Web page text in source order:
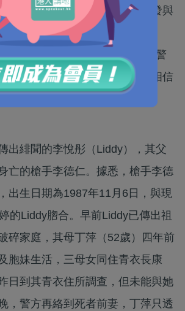
妻生活的長女，疑是上月被揭發與
的藝人李悅彤（Liddy），由於
知所終，警方未能與她聯絡；警
妻，據她表示前夫有躁狂症，相信
廖姓冷氣技工。
出緋聞的李悅彤（Liddy），其父
亡的槍手李德仁。據悉，槍手李德
出生日期為1987年11月6日，與現
的Liddy脗合。早前Liddy已傳出祖
碎家庭，其母丁萍（52歲）四年前
胞妹生活，三母女同住青衣長康
日到其青衣住所調查，但未能與她
，警方再絡到死者前妻，丁萍只透